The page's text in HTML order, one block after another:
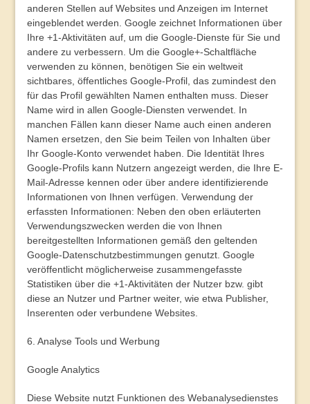
anderen Stellen auf Websites und Anzeigen im Internet
eingeblendet werden. Google zeichnet Informationen über
Ihre +1-Aktivitäten auf, um die Google-Dienste für Sie und
andere zu verbessern. Um die Google+-Schaltfläche
verwenden zu können, benötigen Sie ein weltweit
sichtbares, öffentliches Google-Profil, das zumindest den
für das Profil gewählten Namen enthalten muss. Dieser
Name wird in allen Google-Diensten verwendet. In
manchen Fällen kann dieser Name auch einen anderen
Namen ersetzen, den Sie beim Teilen von Inhalten über
Ihr Google-Konto verwendet haben. Die Identität Ihres
Google-Profils kann Nutzern angezeigt werden, die Ihre E-
Mail-Adresse kennen oder über andere identifizierende
Informationen von Ihnen verfügen. Verwendung der
erfassten Informationen: Neben den oben erläuterten
Verwendungszwecken werden die von Ihnen
bereitgestellten Informationen gemäß den geltenden
Google-Datenschutzbestimmungen genutzt. Google
veröffentlicht möglicherweise zusammengefasste
Statistiken über die +1-Aktivitäten der Nutzer bzw. gibt
diese an Nutzer und Partner weiter, wie etwa Publisher,
Inserenten oder verbundene Websites.
6. Analyse Tools und Werbung
Google Analytics
Diese Website nutzt Funktionen des Webanalysedienstes